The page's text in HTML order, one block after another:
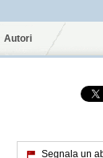
Autori
Segnala un